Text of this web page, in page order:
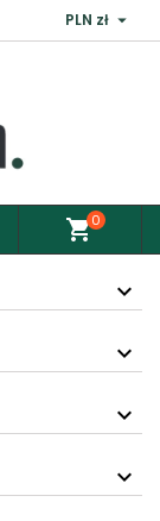
PLN zł 
shopping_cart0